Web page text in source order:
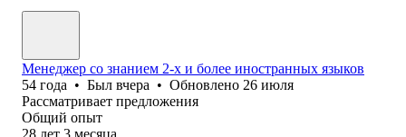
Менеджер со знанием 2-х и более иностранных языков
54 года • Был вчера • Обновлено 26 июля
Рассматривает предложения
Общий опыт
28 лет 3 месяца